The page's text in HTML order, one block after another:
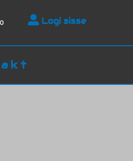
0 Logi sisse